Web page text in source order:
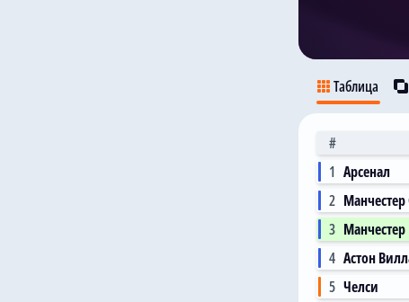
Таблица
#
1 Арсенал
2
3
4 Астон
5 Челси